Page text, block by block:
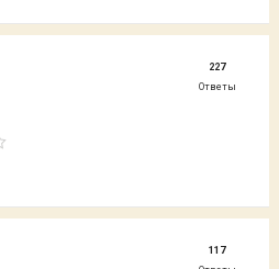
227
Ответы
117